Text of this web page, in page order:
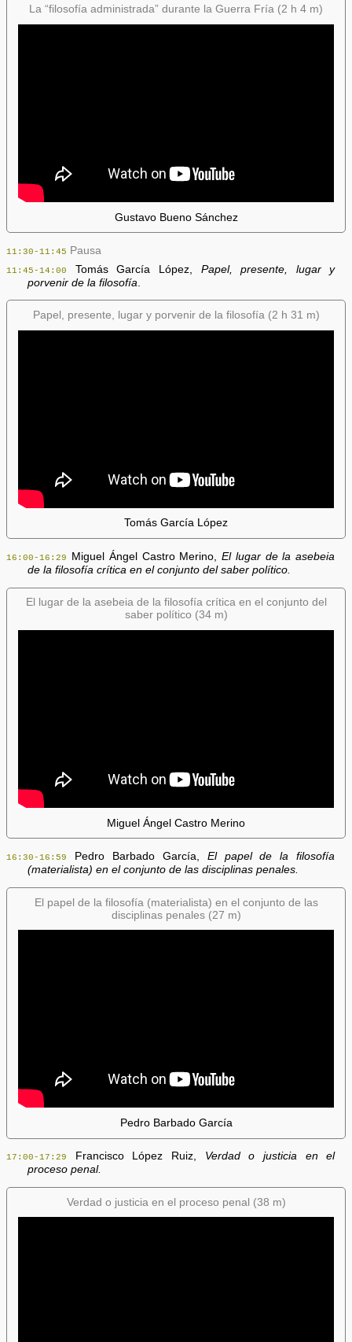
La “filosofía administrada” durante la Guerra Fría (2 h 4 m)
Gustavo Bueno Sánchez
11:30-11:45 Pausa
11:45-14:00 Tomás García López, Papel, presente, lugar y
porvenir de la filosofía
Papel, presente, lugar y porvenir de la filosofía (2 h 31 m)
Tomás García López
16:00-16:29 Miguel Ángel Castro Merino,El lugar de la asebeia
de la filosofía crítica en el conjunto del saber político.
El lugar de la asebeia de la filosofía crítica en el conjunto del
saber político (34 m)
Miguel Ángel Castro Merino
16:30-16:59 Pedro Barbado García, El papel de la filosofía
(materialista) en el conjunto de las disciplinas penales.
El papel de la filosofía (materialista) en el conjunto de las
disciplinas penales (27 m)
Pedro Barbado García
17:00-17:29 Francisco López Ruiz, Verdad o justicia en el
proceso penal.
Verdad o justicia en el proceso penal (38 m)